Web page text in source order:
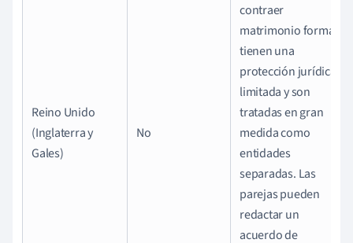
Reino Unido
(Inglaterra y
Gales)
No
contraer
matrimonio formal
tienen una
protección jurídica
limitada y son
tratadas en gran
medida como
entidades
separadas. Las
parejas pueden
redactar un
acuerdo de